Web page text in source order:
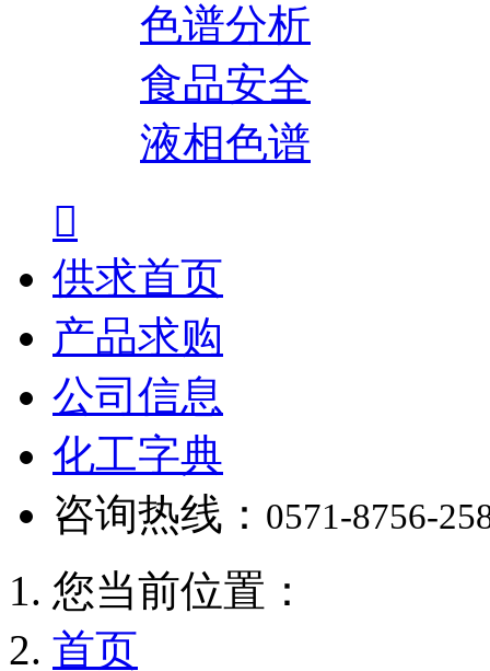
色谱分析
食品安全
液相色谱

供求首页
产品求购
公司信息
化工字典
咨询热线： 0571-8756-
您当前位置：
首页